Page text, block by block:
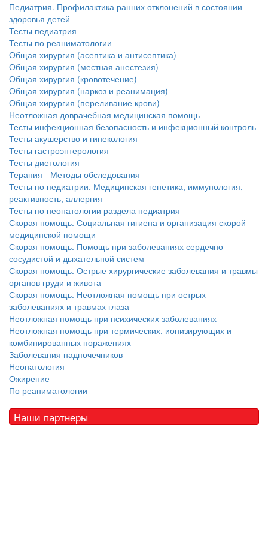
Педиатрия. Профилактика ранних отклонений в состоянии
здоровья детей
Тесты педиатрия
Тесты по реаниматологии
Общая хирургия (асептика и антисептика)
Общая хирургия (местная анестезия)
Общая хирургия (кровотечение)
Общая хирургия (наркоз и реанимация)
Общая хирургия (переливание крови)
Неотложная доврачебная медицинская помощь
Тесты инфекционная безопасность и инфекционный контроль
Тесты акушерство и гинекология
Тесты гастроэнтерология
Тесты диетология
Терапия - Методы обследования
Тесты по педиатрии. Медицинская генетика, иммунология,
реактивность, аллергия
Тесты по неонатологии раздела педиатрия
Скорая помощь. Социальная гигиена и организация скорой
медицинской помощи
Скорая помощь. Помощь при заболеваниях сердечно-
сосудистой и дыхательной систем
Скорая помощь. Острые хирургические заболевания и травмы
органов груди и живота
Скорая помощь. Неотложная помощь при острых
заболеваниях и травмах глаза
Неотложная помощь при психических заболеваниях
Неотложная помощь при термических, ионизирующих и
комбинированных поражениях
Заболевания надпочечников
Неонатология
Ожирение
По реаниматологии
Наши партнеры